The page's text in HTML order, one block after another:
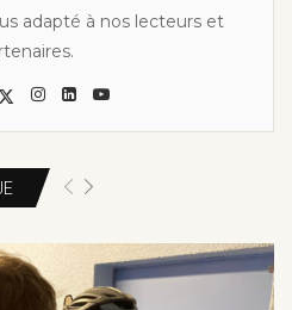
adapté à nos lecteurs et